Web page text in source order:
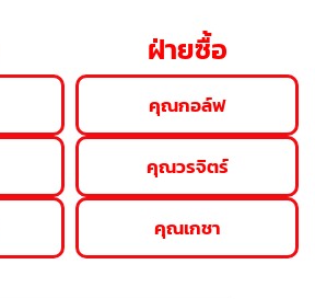
ฝ่ายซื้อ
คุณกอล์ฟ
คุณวรจิตร์
คุณเกชา